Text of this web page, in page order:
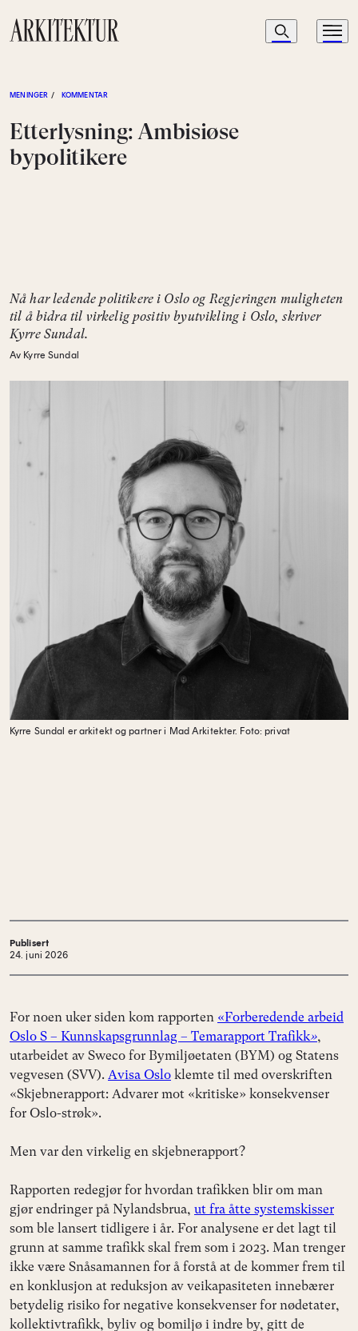
Navigasjon
Søk Meny
MENINGER / KOMMENTAR
Etterlysning: Ambisiøse
bypolitikere
Nå har ledende politikere i Oslo og Regjeringen muligheten
til å bidra til virkelig positiv byutvikling i Oslo, skriver
Kyrre Sundal.
Av Kyrre Sundal
Kyrre Sundal er arkitekt og partner i Mad Arkitekter. Foto: privat
Publisert
24. juni 2026
For noen uker siden kom rapporten «Forberedende arbeid
Oslo S – Kunnskapsgrunnlag – Temarapport Trafikk»,
utarbeidet av Sweco for Bymiljøetaten (BYM) og Statens
vegvesen (SVV). Avisa Oslo klemte til med overskriften
«Skjebnerapport: Advarer mot «kritiske» konsekvenser
for Oslo-strøk».
Men var den virkelig en skjebnerapport?
Rapporten redegjør for hvordan trafikken blir om man
gjør endringer på Nylandsbrua, ut fra åtte systemskisser
som ble lansert tidligere i år. For analysene er det lagt til
grunn at samme trafikk skal frem som i 2023. Man trenger
ikke være Snåsamannen for å forstå at de kommer frem til
en konklusjon at reduksjon av veikapasiteten innebærer
betydelig risiko for negative konsekvenser for nødetater,
kollektivtrafikk, byliv og bomiljø i indre by, gitt de